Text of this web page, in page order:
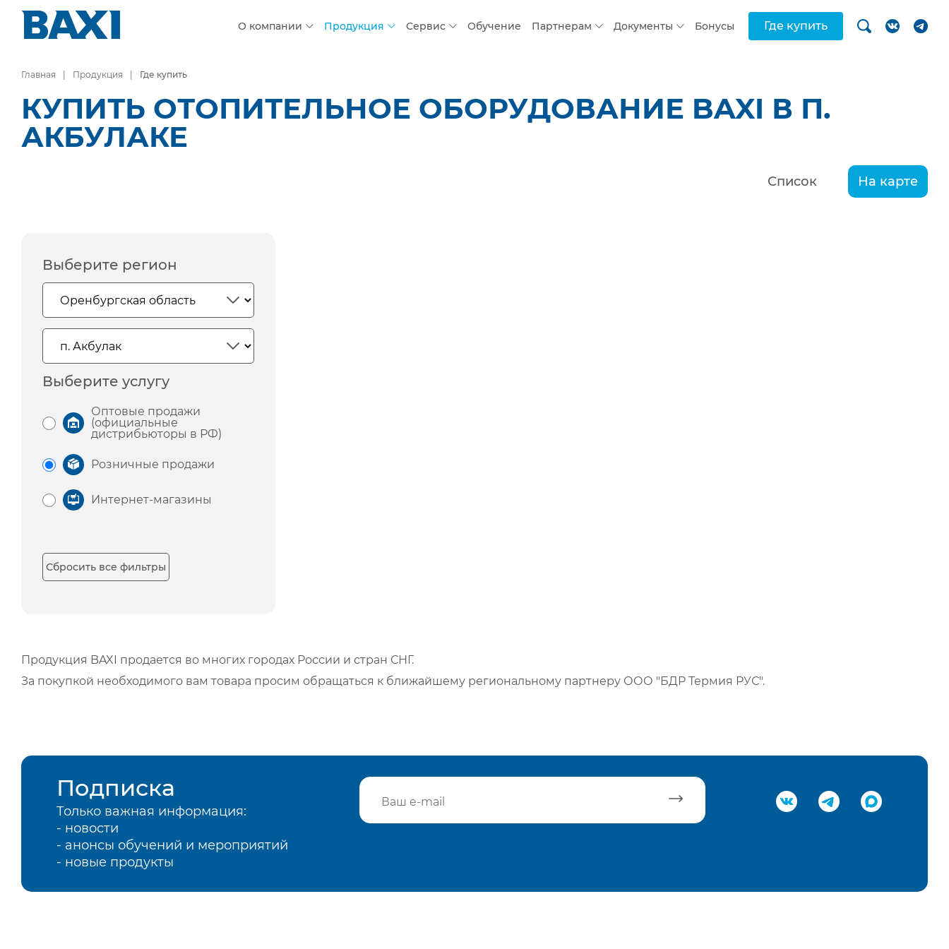
О компании Продукция Сервис Обучение Партнерам Документы Бонусы Где купить
Главная Продукция Где купить
КУПИТЬ ОТОПИТЕЛЬНОЕ ОБОРУДОВАНИЕ BAXI В П.
АКБУЛАКЕ
Список На карте
Выберите регион
Выберите услугу
Оптовые продажи
(официальные
дистрибьюторы в РФ)
Розничные продажи
Интернет-магазины
Сбросить все фильтры
Продукция BAXI продается во многих городах России и стран СНГ.
За покупкой необходимого вам товара просим обращаться к ближайшему региональному партнеру ООО "БДР Термия РУС".
Подписка
Только важная информация:
- новости
- анонсы обучений и мероприятий
- новые продукты